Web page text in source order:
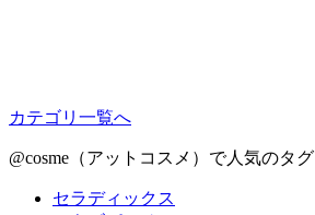
カテゴリ一覧へ
@cosme（アットコスメ）で人気のタグ
セラディックス